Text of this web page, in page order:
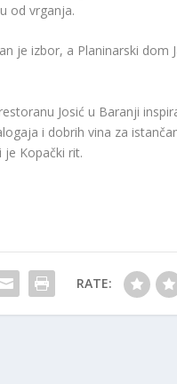
od vrganja.
je izbor, a Planinarski dom
Josić u Baranji
i dobrih vina za
je Kopački rit.
RATE: